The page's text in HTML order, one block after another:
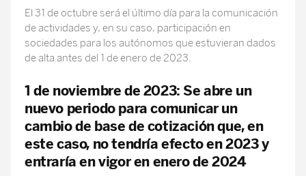
El 31 de octubre será el último día para la comunicación
de actividades y, en su caso, participación en
sociedades para los autónomos que estuvieran dados
de alta antes del 1 de enero de 2023.
1 de noviembre de 2023: Se abre un
nuevo periodo para comunicar un
cambio de base de cotización que, en
este caso, no tendría efecto en 2023 y
entraría en vigor en enero de 2024